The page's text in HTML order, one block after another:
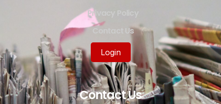
Privacy Policy
Contact Us
Login
Contact Us